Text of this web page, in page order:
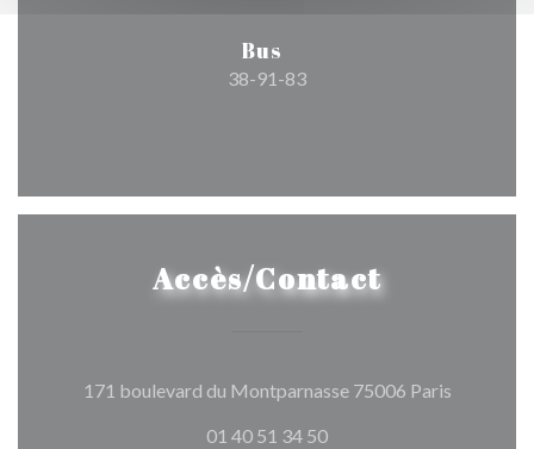
Bus
38-91-83
Accès/Contact
171 boulevard du Montparnasse 75006 Paris((ouvre
01 40 51 34 50